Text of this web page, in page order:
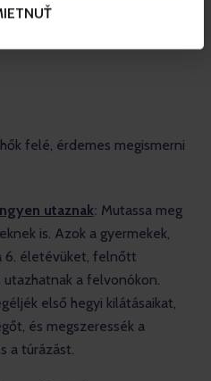
felé, érdemes megismerni
utaznak: Mutassa meg
is. Azok a gyermekek,
6. életévüket, felnőtt
a felvonókon.
első hegyi kilátásaikat,
és megszeressék a
a túrázást.